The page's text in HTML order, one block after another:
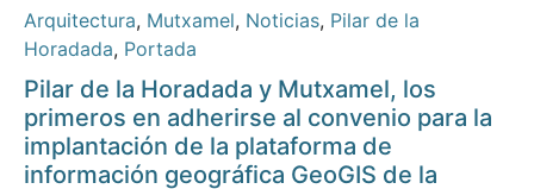
Arquitectura, Mutxamel, Noticias, Pilar de la
Horadada, Portada
Pilar de la Horadada y Mutxamel, los
primeros en adherirse al convenio para la
implantación de la plataforma de
información geográfica GeoGIS de la